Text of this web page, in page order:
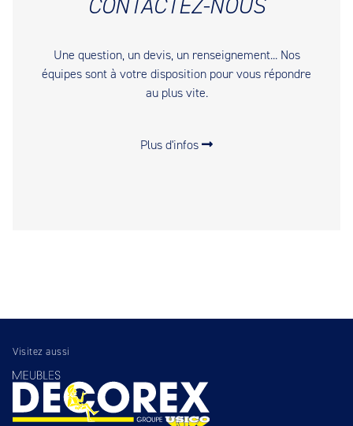
Une question, un devis, un renseignement... Nos
équipes sont à votre disposition pour vous répondre
au plus vite.
Plus d'infos
Visitez aussi